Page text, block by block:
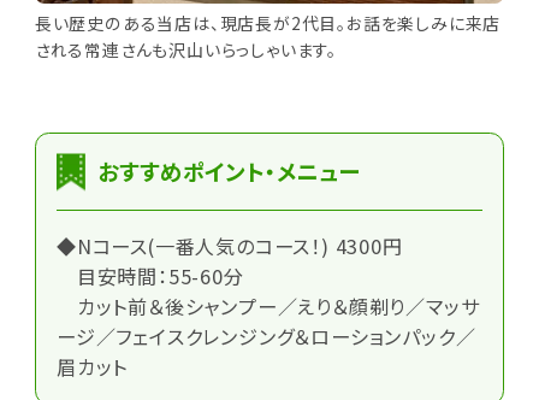
長い歴史のある当店は、現店長が2代目。お話を楽しみに来店
される常連さんも沢山いらっしゃいます。
おすすめポイント・メニュー
◆Nコース(一番人気のコース！) 4300円
目安時間：55-60分
カット前＆後シャンプー／えり＆顔剃り／マッサ
ージ／フェイスクレンジング＆ローションパック／
眉カット